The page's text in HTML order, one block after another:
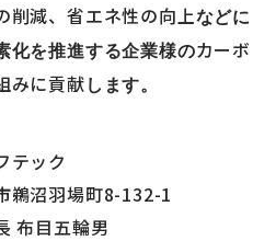
削減、省エネ性の向上などに
化を推進する企業様のカーボ
みに貢献します。
テック
鵜沼羽場町8-132-1
布目五輪男